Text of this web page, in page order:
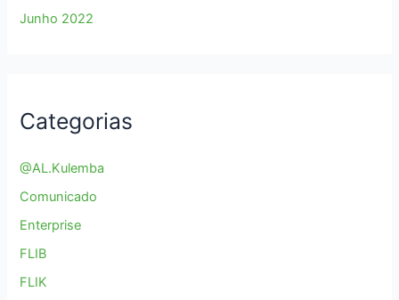
Junho 2022
Categorias
@AL.Kulemba
Comunicado
Enterprise
FLIB
FLIK